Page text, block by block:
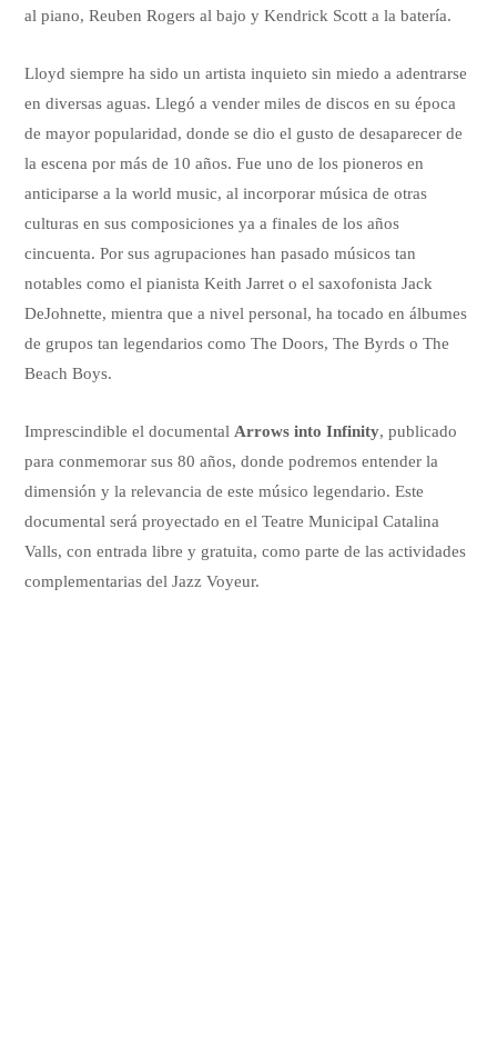
al piano, Reuben Rogers al bajo y Kendrick Scott a la batería.
Lloyd siempre ha sido un artista inquieto sin miedo a adentrarse
en diversas aguas. Llegó a vender miles de discos en su época
de mayor popularidad, donde se dio el gusto de desaparecer de
la escena por más de 10 años. Fue uno de los pioneros en
anticiparse a la world music, al incorporar música de otras
culturas en sus composiciones ya a finales de los años
cincuenta. Por sus agrupaciones han pasado músicos tan
notables como el pianista Keith Jarret o el saxofonista Jack
DeJohnette, mientra que a nivel personal, ha tocado en álbumes
de grupos tan legendarios como The Doors, The Byrds o The
Beach Boys.
Imprescindible el documental Arrows into Infinity, publicado
para conmemorar sus 80 años, donde podremos entender la
dimensión y la relevancia de este músico legendario. Este
documental será proyectado en el Teatre Municipal Catalina
Valls, con entrada libre y gratuita, como parte de las actividades
complementarias del Jazz Voyeur.